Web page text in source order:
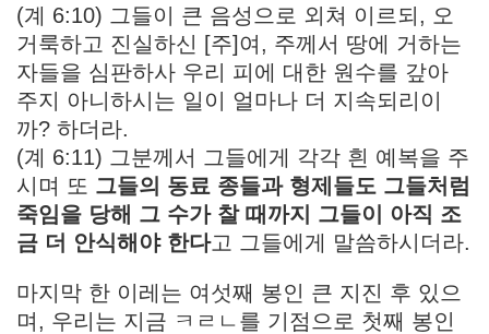
(계 6:10) 그들이 큰 음성으로 외쳐 이르되, 오
거룩하고 진실하신 [주]여, 주께서 땅에 거하는
자들을 심판하사 우리 피에 대한 원수를 갚아
주지 아니하시는 일이 얼마나 더 지속되리이
까? 하더라.
(계 6:11) 그분께서 그들에게 각각 흰 예복을 주
시며 또 그들의 동료 종들과 형제들도 그들처럼
죽임을 당해 그 수가 찰 때까지 그들이 아직 조
금 더 안식해야 한다고 그들에게 말씀하시더라.
마지막 한 이레는 여섯째 봉인 큰 지진 후 있으
며, 우리는 지금 ㅋㄹㄴ를 기점으로 첫째 봉인